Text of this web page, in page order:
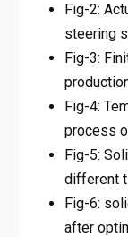
Fig-2:
steering
Fig-3:
Fig-4:
process
Fig-5:
different
Fig-6:
after